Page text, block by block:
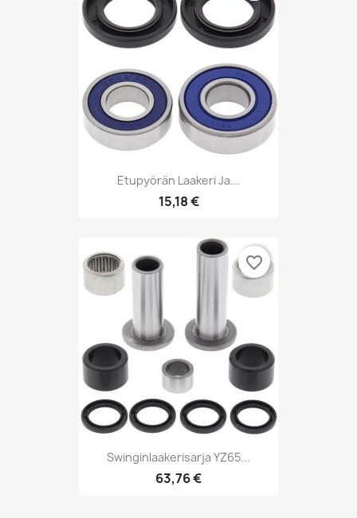
Etupyörän Laakeri Ja...
15,18 €
Swinginlaakerisarja YZ65...
63,76 €
favorite_border